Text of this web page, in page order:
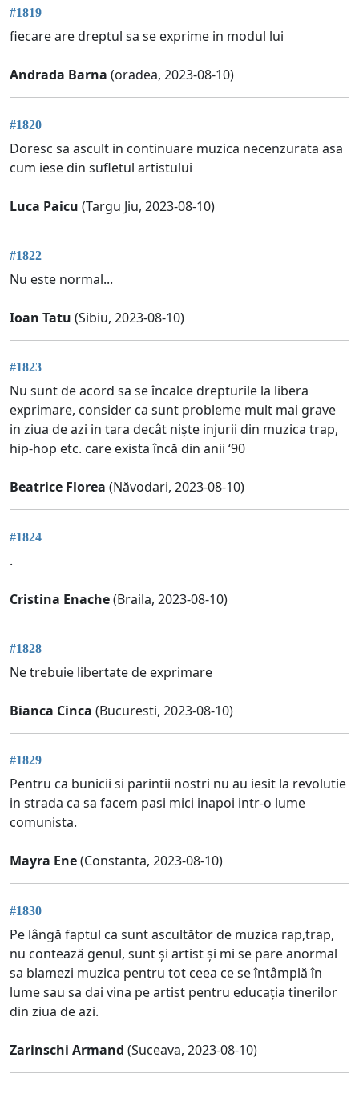
#1819
fiecare are dreptul sa se exprime in modul lui
Andrada Barna (oradea, 2023-08-10)
#1820
Doresc sa ascult in continuare muzica necenzurata asa
cum iese din sufletul artistului
Luca Paicu (Targu Jiu, 2023-08-10)
#1822
Nu este normal...
Ioan Tatu (Sibiu, 2023-08-10)
#1823
Nu sunt de acord sa se încalce drepturile la libera
exprimare, consider ca sunt probleme mult mai grave
in ziua de azi in tara decât niște injurii din muzica trap,
hip-hop etc. care exista încă din anii ‘90
Beatrice Florea (Năvodari, 2023-08-10)
#1824
.
Cristina Enache(Braila, 2023-08-10)
#1828
Ne trebuie libertate de exprimare
Bianca Cinca (Bucuresti, 2023-08-10)
#1829
Pentru ca bunicii si parintii nostri nu au iesit la revolutie
in strada ca sa facem pasi mici inapoi intr-o lume
comunista.
Mayra Ene(Constanta, 2023-08-10)
#1830
Pe lângă faptul ca sunt ascultător de muzica rap,trap,
nu contează genul, sunt și artist și mi se pare anormal
sa blamezi muzica pentru tot ceea ce se întâmplă în
lume sau sa dai vina pe artist pentru educația tinerilor
din ziua de azi.
Zarinschi Armand (Suceava, 2023-08-10)